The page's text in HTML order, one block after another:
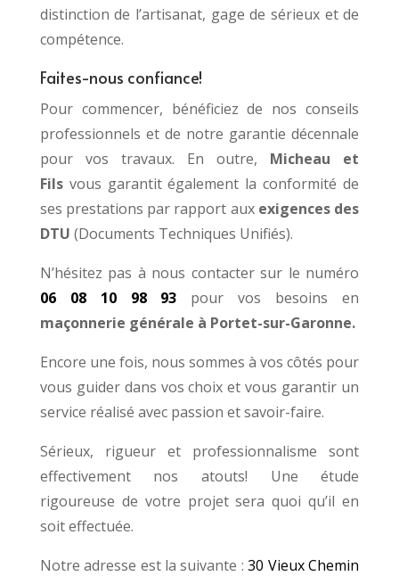
distinction de l’artisanat, gage de sérieux et de
compétence.
Faites-nous confiance!
Pour commencer, bénéficiez de nos conseils
professionnels et de notre garantie décennale
pour vos travaux. En outre, Micheau et
Filsvous garantit également la conformité de
ses prestations par rapport aux exigences des
DTU (Documents Techniques Unifiés).
N’hésitez pas à nous contacter sur le numéro
06 08 10 98 93
pour vos besoins en
maçonnerie générale à Portet-sur-Garonne.
Encore une fois, nous sommes à vos côtés pour
vous guider dans vos choix et vous garantir un
service réalisé avec passion et savoir-faire.
Sérieux, rigueur et professionnalisme sont
effectivement nos atouts! Une étude
rigoureuse de votre projet sera quoi qu’il en
soit effectuée.
Notre adresse est la suivante :30 Vieux Chemin